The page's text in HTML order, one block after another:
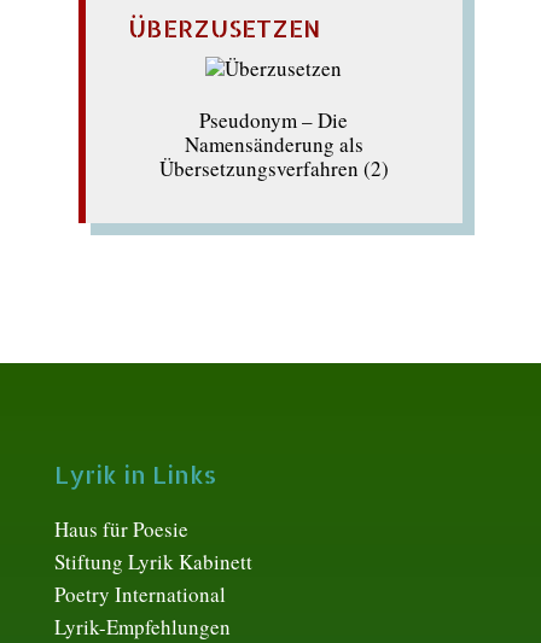
ÜBERZUSETZEN
Pseudonym – Die
Namensänderung als
Übersetzungsverfahren (2)
Lyrik in Links
Haus für Poesie
Stiftung Lyrik Kabinett
Poetry International
Lyrik-Empfehlungen